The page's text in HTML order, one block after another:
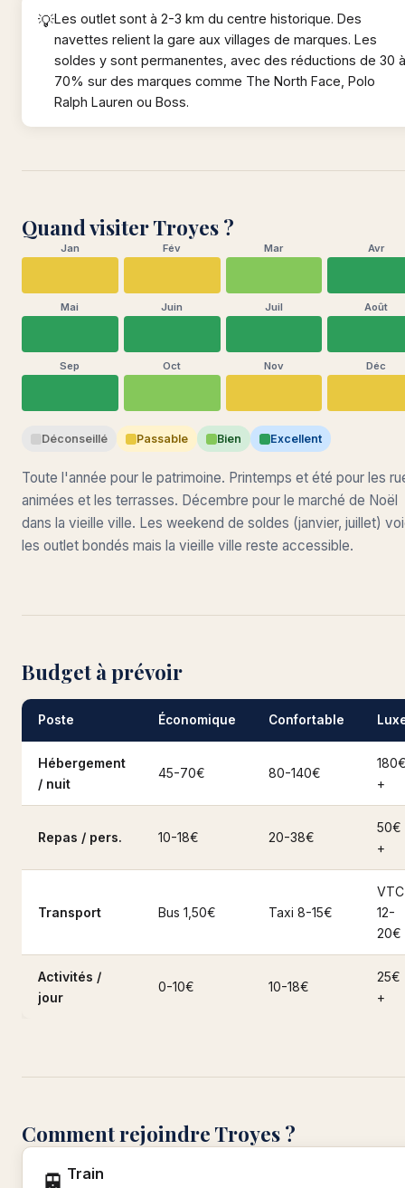
Les outlet sont à 2-3 km du centre historique. Des
navettes relient la gare aux villages de marques. Les
soldes y sont permanentes, avec des réductions de 30 à
70% sur des marques comme The North Face, Polo
Ralph Lauren ou Boss.
Quand visiter Troyes ?
Jan Fév Mar Avr
Mai Juin Juil Août
Sep Oct Nov Déc
Déconseillé Passable Bien Excellent
Toute l'année pour le patrimoine. Printemps et été pour les
animées et les terrasses. Décembre pour le marché de Noël
dans la vieille ville. Les weekend de soldes (janvier, juillet)
les outlet bondés mais la vieille ville reste accessible.
Budget à prévoir
Poste Économique Confortable
Hébergement
/ nuit
45-70€ 80-140€
+
Repas / pers. 10-18€ 20-38€
50€
+
Transport Bus 1,50€ Taxi 8-15€
VTC
12-
20€
Activités /
jour
0-10€ 10-18€
25€
+
Comment rejoindre Troyes ?
Train